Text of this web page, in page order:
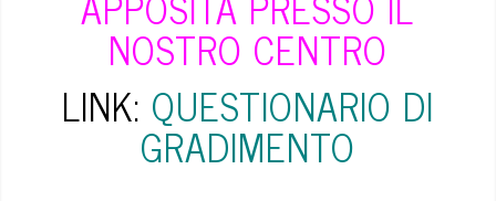
NOSTRO CENTRO
LINK: QUESTIONARIO DI
GRADIMENTO